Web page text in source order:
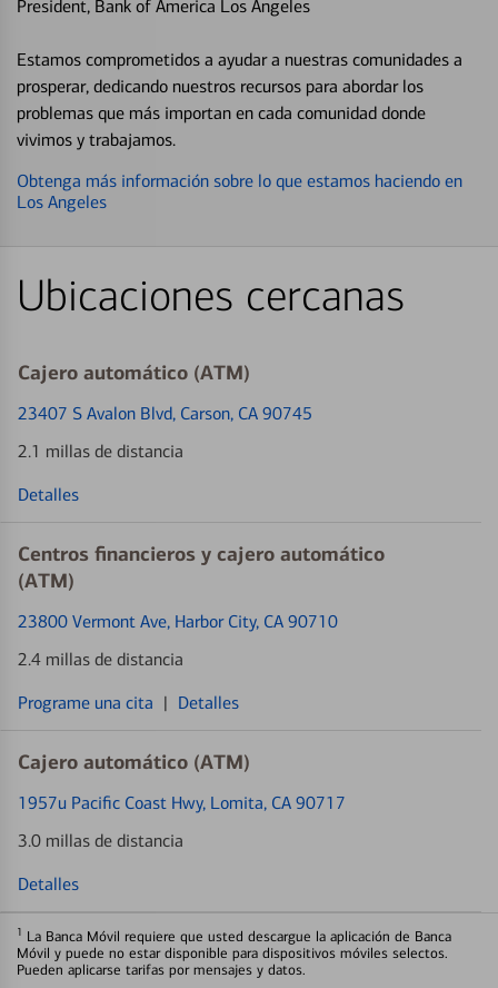
President, Bank of America Los Angeles
Estamos comprometidos a ayudar a nuestras comunidades a
prosperar, dedicando nuestros recursos para abordar los
problemas que más importan en cada comunidad donde
vivimos y trabajamos.
Obtenga más información sobre lo que estamos haciendo en
Los Angeles
Ubicaciones cercanas
Cajero automático (ATM)
23407 S Avalon Blvd, Carson, CA 90745
2.1 millas de distancia
Detalles
Centros financieros y cajero automático
(ATM)
23800 Vermont Ave, Harbor City, CA 90710
2.4 millas de distancia
Programe una cita | Detalles
Cajero automático (ATM)
1957u Pacific Coast Hwy, Lomita, CA 90717
3.0 millas de distancia
Detalles
1 La Banca Móvil requiere que usted descargue la aplicación de Banca
Móvil y puede no estar disponible para dispositivos móviles selectos.
Pueden aplicarse tarifas por mensajes y datos.